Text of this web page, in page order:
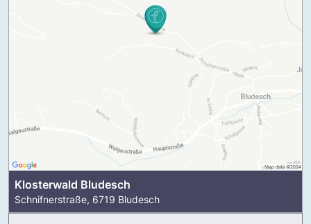
Klosterwald Bludesch
Schnifnerstraße, 6719 Bludesch